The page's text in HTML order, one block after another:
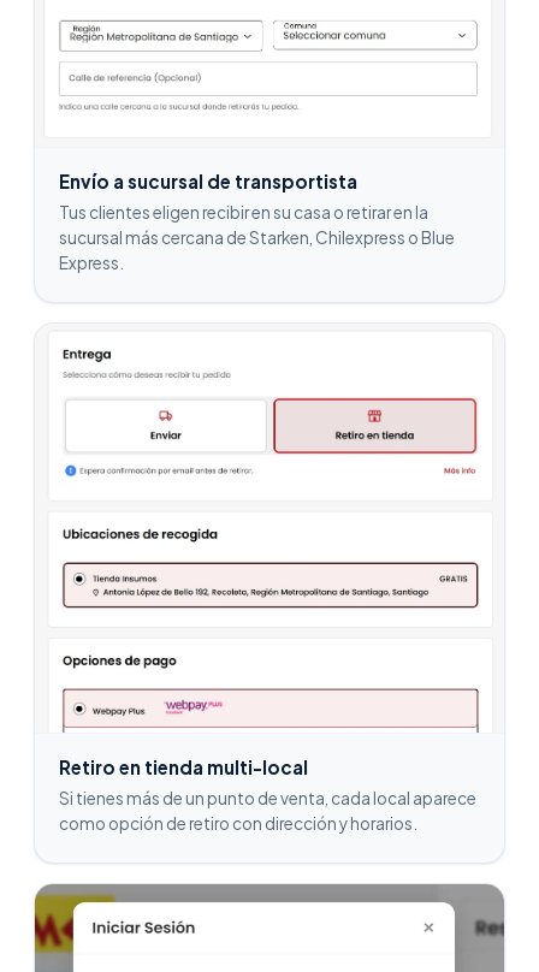
Envío a sucursal de transportista
Tus clientes eligen recibir en su casa o retirar en la
sucursal más cercana de Starken, Chilexpress o Blue
Express.
Retiro en tienda multi-local
Si tienes más de un punto de venta, cada local aparece
como opción de retiro con dirección y horarios.